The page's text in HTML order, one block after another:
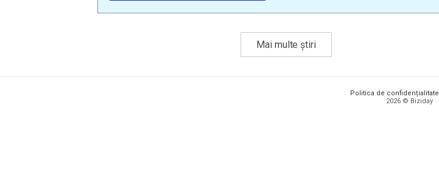
Mai multe știri
Politica de confidențialitate
2026 © Biziday